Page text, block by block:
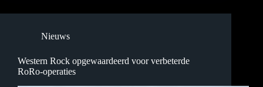
Nieuws
Western Rock opgewaardeerd voor verbeterde
RoRo-operaties